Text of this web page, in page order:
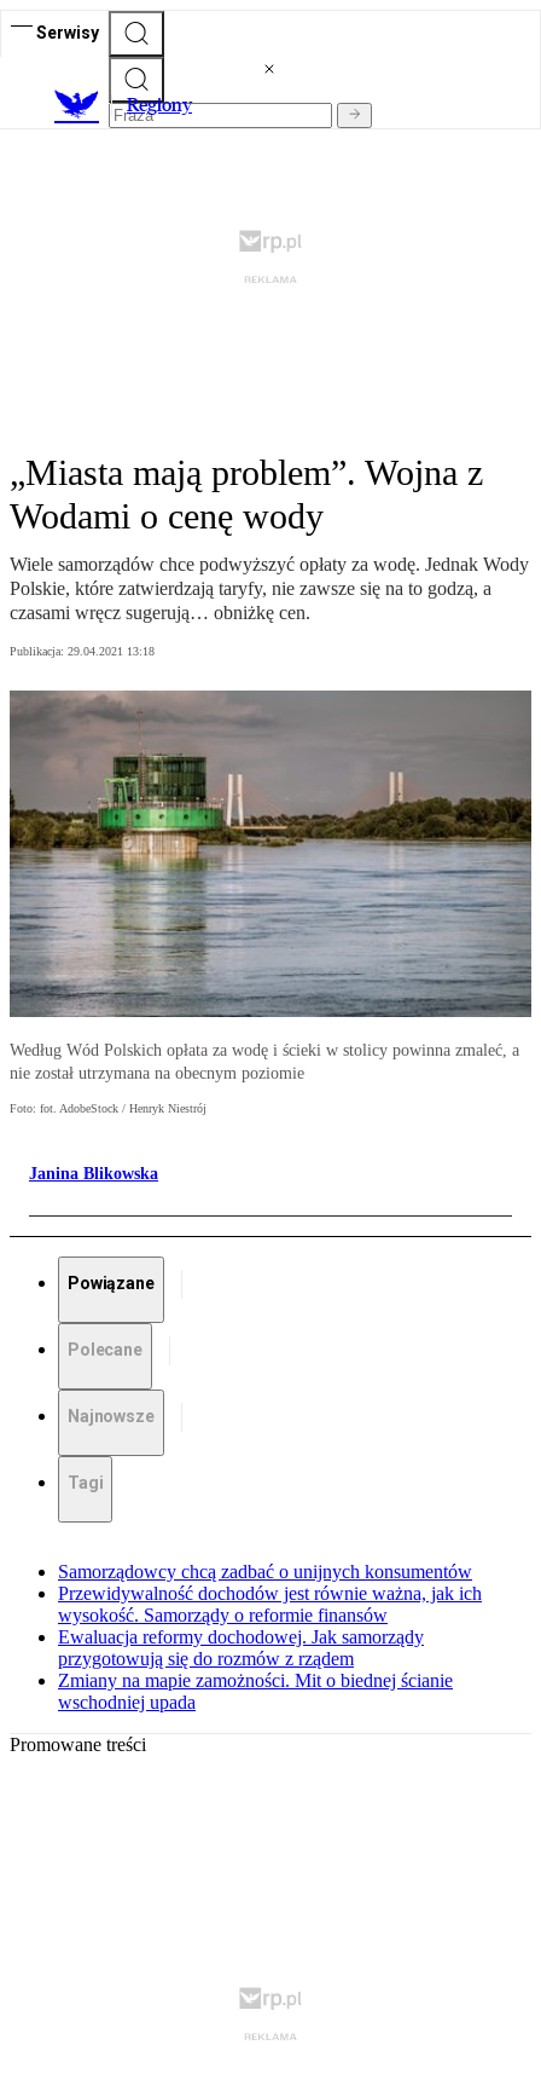
Serwisy
Regiony
„Miasta mają problem”. Wojna z
Wodami o cenę wody
Wiele samorządów chce podwyższyć opłaty za wodę. Jednak Wody
Polskie, które zatwierdzają taryfy, nie zawsze się na to godzą, a
czasami wręcz sugerują… obniżkę cen.
Publikacja: 29.04.2021 13:18
Według Wód Polskich opłata za wodę i ścieki w stolicy powinna zmaleć, a
nie został utrzymana na obecnym poziomie
Foto: fot. AdobeStock / Henryk Niestrój
Janina Blikowska
Powiązane
Polecane
Najnowsze
Tagi
Samorządowcy chcą zadbać o unijnych konsumentów
Przewidywalność dochodów jest równie ważna, jak ich
wysokość. Samorządy o reformie finansów
Ewaluacja reformy dochodowej. Jak samorządy
przygotowują się do rozmów z rządem
Zmiany na mapie zamożności. Mit o biednej ścianie
wschodniej upada
Promowane treści